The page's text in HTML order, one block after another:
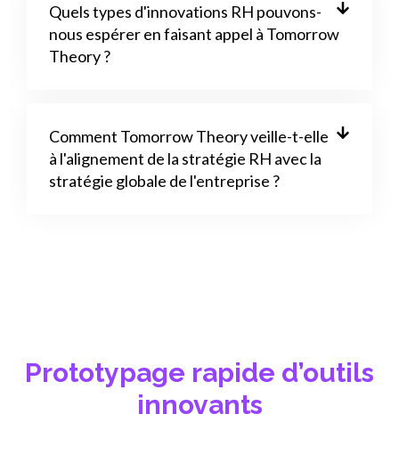
Quels types d'innovations RH pouvons-
nous espérer en faisant appel à Tomorrow
Theory ?
Comment Tomorrow Theory veille-t-elle
à l'alignement de la stratégie RH avec la
stratégie globale de l'entreprise ?
Prototypage rapide d’outils
innovants